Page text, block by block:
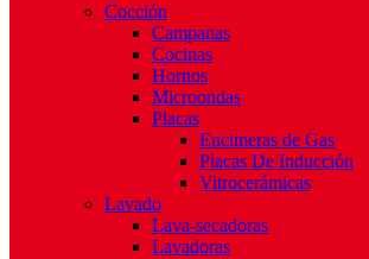
Cocción
Campanas
Cocinas
Hornos
Microondas
Placas
Encimeras de Gas
Placas De Inducción
Vitrocerámicas
Lavado
Lava-secadoras
Lavadoras